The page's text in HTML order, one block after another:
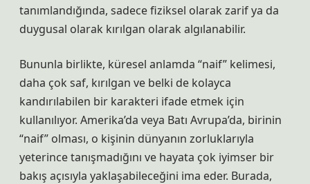
tanımlandığında, sadece fiziksel olarak zarif ya da
duygusal olarak kırılgan olarak algılanabilir.
Bununla birlikte, küresel anlamda “naif” kelimesi,
daha çok saf, kırılgan ve belki de kolayca
kandırılabilen bir karakteri ifade etmek için
kullanılıyor. Amerika’da veya Batı Avrupa’da, birinin
“naif” olması, o kişinin dünyanın zorluklarıyla
yeterince tanışmadığını ve hayata çok iyimser bir
bakış açısıyla yaklaşabileceğini ima eder. Burada,